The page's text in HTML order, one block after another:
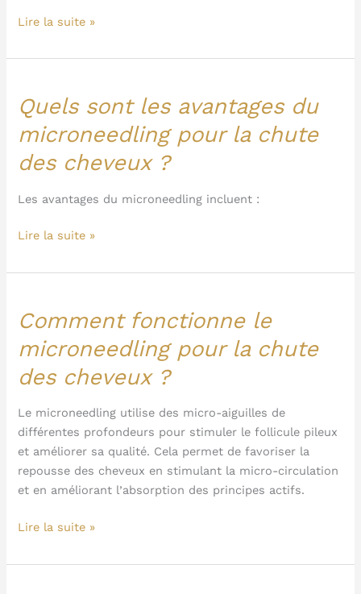
Lire la suite »
Quels sont les avantages du
microneedling pour la chute
des cheveux ?
Les avantages du microneedling incluent :
Quels
sont
les
avantages
microneedling
la
des
?
Lire la suite »
Comment fonctionne le
microneedling pour la chute
des cheveux ?
Le microneedling utilise des micro-aiguilles de
différentes profondeurs pour stimuler le follicule pileux
et améliorer sa qualité. Cela permet de favoriser la
repousse des cheveux en stimulant la micro-circulation
et en améliorant l’absorption des principes actifs.
Comment
le
microneedling
la
chute
des
cheveux
?
Lire la suite »